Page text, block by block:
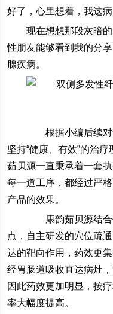
好了，心里想着，我这病
现在想想那段灰暗
性朋友能够看到我的分
腺疾病。
根据小编后续对
坚持“健康、有效”的治
茹贝源一直秉承着一套
每一道工序，都经过严
产品的效果。
康韵茹贝源结合
点，自主研发的穴位疏
达的靶向作用，药效更
经胃肠道吸收直达病灶
因此药效更加明显，按
率大幅度提高。